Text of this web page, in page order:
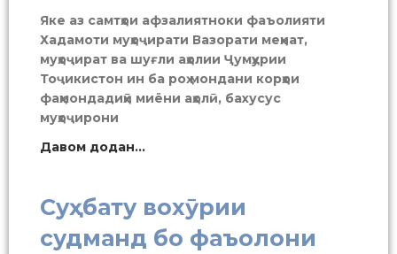
Яке аз самтҳои афзалиятноки фаъолияти
Хадамоти муҳоҷирати Вазорати меҳнат,
муҳоҷират ва шуғли аҳолии Ҷумҳурии
Тоҷикистон ин ба роҳ мондани корҳои
фаҳмондадиҳӣ миёни аҳолӣ, бахусус
муҳоҷирони
Давом додан...
Суҳбату вохӯрии
судманд бо фаъолони